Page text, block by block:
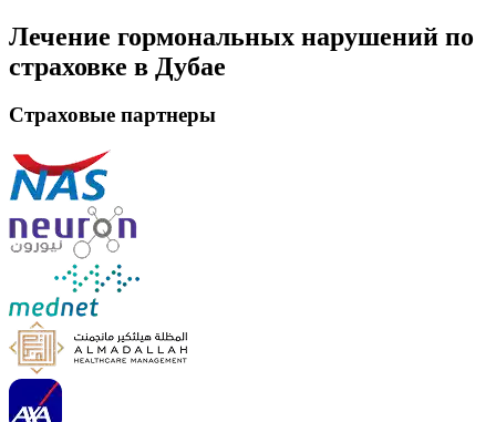
Лечение гормональных нарушений по
страховке в Дубае
Страховые партнеры